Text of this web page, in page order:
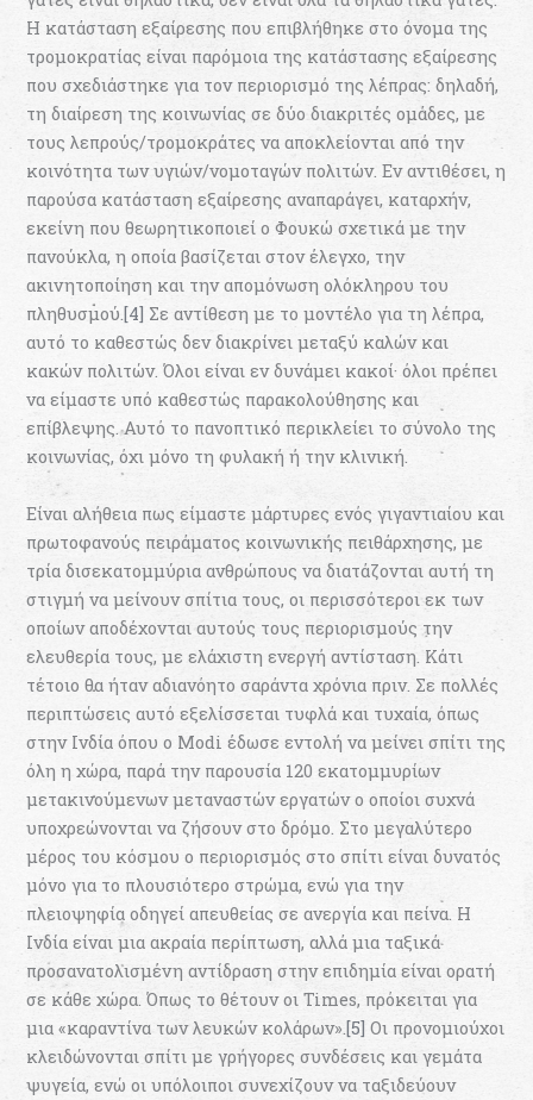
Η κατάσταση εξαίρεσης που επιβλήθηκε στο όνομα της
τρομοκρατίας είναι παρόμοια της κατάστασης εξαίρεσης
που σχεδιάστηκε για τον περιορισμό της λέπρας: δηλαδή,
τη διαίρεση της κοινωνίας σε δύο διακριτές ομάδες, με
τους λεπρούς/τρομοκράτες να αποκλείονται από την
κοινότητα των υγιών/νομοταγών πολιτών. Εν αντιθέσει, η
παρούσα κατάσταση εξαίρεσης αναπαράγει, καταρχήν,
εκείνη που θεωρητικοποιεί ο Φουκώ σχετικά με την
πανούκλα, η οποία βασίζεται στον έλεγχο, την
ακινητοποίηση και την απομόνωση ολόκληρου του
πληθυσμού.[4] Σε αντίθεση με το μοντέλο για τη λέπρα,
αυτό το καθεστώς δεν διακρίνει μεταξύ καλών και
κακών πολιτών. Όλοι είναι εν δυνάμει κακοί· όλοι πρέπει
να είμαστε υπό καθεστώς παρακολούθησης και
επίβλεψης. Αυτό το πανοπτικό περικλείει το σύνολο της
κοινωνίας, όχι μόνο τη φυλακή ή την κλινική.
Είναι αλήθεια πως είμαστε μάρτυρες ενός γιγαντιαίου και
πρωτοφανούς πειράματος κοινωνικής πειθάρχησης, με
τρία δισεκατομμύρια ανθρώπους να διατάζονται αυτή τη
στιγμή να μείνουν σπίτια τους, οι περισσότεροι εκ των
οποίων αποδέχονται αυτούς τους περιορισμούς την
ελευθερία τους, με ελάχιστη ενεργή αντίσταση. Κάτι
τέτοιο θα ήταν αδιανόητο σαράντα χρόνια πριν. Σε πολλές
περιπτώσεις αυτό εξελίσσεται τυφλά και τυχαία, όπως
στην Ινδία όπου ο Modi έδωσε εντολή να μείνει σπίτι της
όλη η χώρα, παρά την παρουσία 120 εκατομμυρίων
μετακινούμενων μεταναστών εργατών ο οποίοι συχνά
υποχρεώνονται να ζήσουν στο δρόμο. Στο μεγαλύτερο
μέρος του κόσμου ο περιορισμός στο σπίτι είναι δυνατός
μόνο για το πλουσιότερο στρώμα, ενώ για την
πλειοψηφία οδηγεί απευθείας σε ανεργία και πείνα. Η
Ινδία είναι μια ακραία περίπτωση, αλλά μια ταξικά
προσανατολισμένη αντίδραση στην επιδημία είναι ορατή
σε κάθε χώρα. Όπως το θέτουν οι Times, πρόκειται για
μια «καραντίνα των λευκών κολάρων».[5] Οι προνομιούχοι
κλειδώνονται σπίτι με γρήγορες συνδέσεις και γεμάτα
ψυγεία, ενώ οι υπόλοιποι συνεχίζουν να ταξιδεύουν